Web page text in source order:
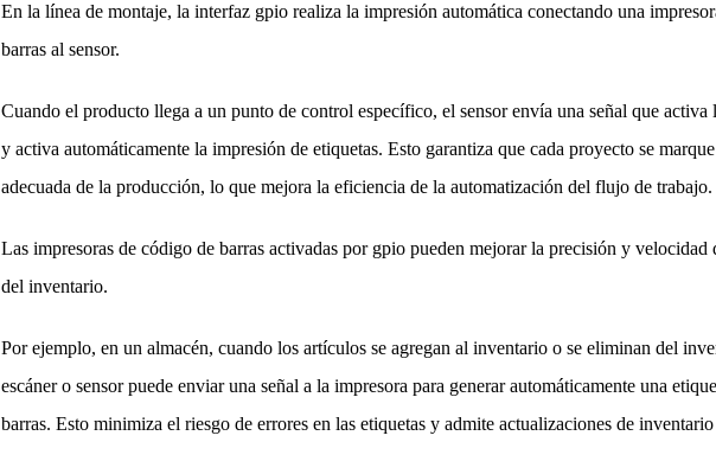
En la línea de montaje, la interfaz gpio realiza la impresión automática conectando una
barras al sensor.
Cuando el producto llega a un punto de control específico, el sensor envía una señal que activa
y activa automáticamente la impresión de etiquetas. Esto garantiza que cada proyecto se
adecuada de la producción, lo que mejora la eficiencia de la automatización del flujo de trabajo.
Las impresoras de código de barras activadas por gpio pueden mejorar la precisión y velocidad
del inventario.
Por ejemplo, en un almacén, cuando los artículos se agregan al inventario o se eliminan del
escáner o sensor puede enviar una señal a la impresora para generar automáticamente una
barras. Esto minimiza el riesgo de errores en las etiquetas y admite actualizaciones de